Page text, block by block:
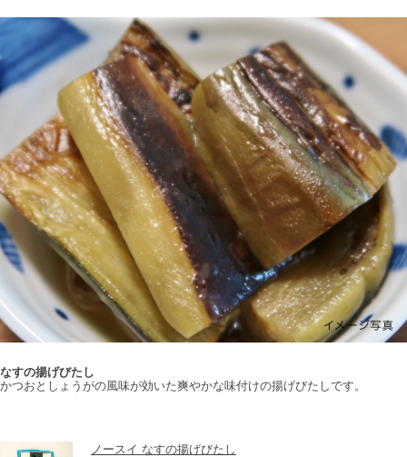
なすの揚げびたし
かつおとしょうがの風味が効いた爽やかな味付けの揚げびたしです。
ノースイ なすの揚げびたし